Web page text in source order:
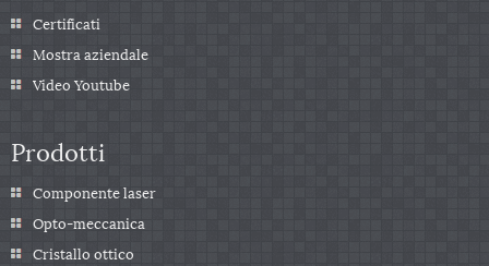
Certificati
Mostra aziendale
Video Youtube
Prodotti
Componente laser
Opto-meccanica
Cristallo ottico